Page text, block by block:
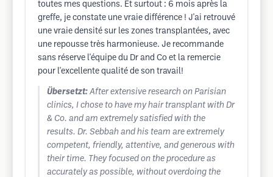
toutes mes questions. Et surtout : 6 mois après la
greffe, je constate une vraie différence ! J'ai retrouvé
une vraie densité sur les zones transplantées, avec
une repousse très harmonieuse. Je recommande
sans réserve l'équipe du Dr and Co et la remercie
pour l'excellente qualité de son travail!
Übersetzt: After extensive research on Parisian
clinics, I chose to have my hair transplant with Dr
& Co. and am extremely satisfied with the
results. Dr. Sebbah and his team are extremely
competent, friendly, attentive, and generous with
their time. They focused on the procedure as
accurately as possible, without overdoing the